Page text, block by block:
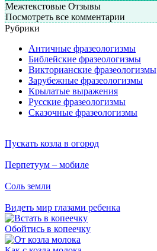
Межтекстовые Отзывы
Посмотреть все комментарии
Рубрики
Античные фразеологизмы
Библейские фразеологизмы
Викторианские фразеологизмы
Зарубежные фразеологизмы
Крылатые выражения
Русские фразеологизмы
Сказочные фразеологизмы
Пускать козла в огород
Перпетуум – мобиле
Соль земли
Видеть мир глазами ребенка
Обойтись в копеечку